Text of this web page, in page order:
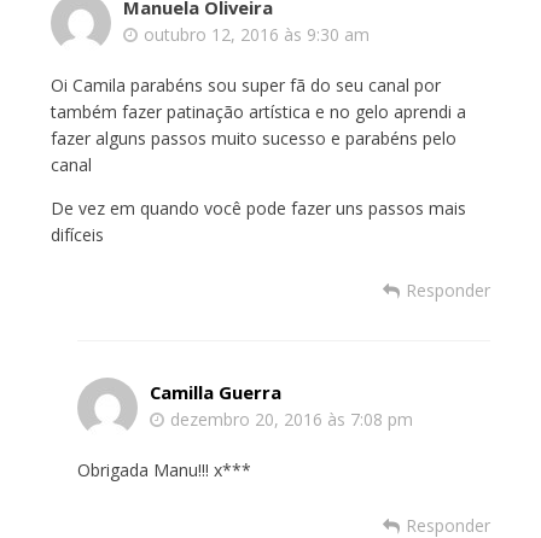
Manuela Oliveira
outubro 12, 2016 às 9:30 am
Oi Camila parabéns sou super fã do seu canal por
também fazer patinação artística e no gelo aprendi a
fazer alguns passos muito sucesso e parabéns pelo
canal
De vez em quando você pode fazer uns passos mais
difíceis
Responder
Camilla Guerra
dezembro 20, 2016 às 7:08 pm
Obrigada Manu!!! x***
Responder